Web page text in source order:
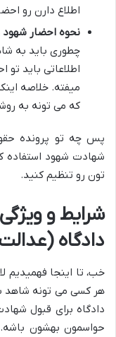
اطلاع دارن رو
نحوه احضار
چطوری باید به
اطلاعاتی باید
میفته. خلاصه
که می تونه به
پس چه تو پرونده
شهادت شهود استفاده
تون رو تنظیم کنید.
شرایط و
دادگاه
خب، تا اینجا فهمیدیم
هر کسی می تونه شاهد
دادگاه برای قبول
حواسمون بهشون باشه.